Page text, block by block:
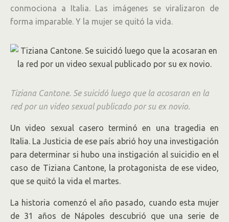
conmociona a Italia. Las imágenes se viralizaron de
forma imparable. Y la mujer se quitó la vida.
Tiziana Cantone. Se suicidó luego que la acosaran en la
red por un video sexual publicado por su ex novio.
Un video sexual casero terminó en una tragedia en
Italia. La Justicia de ese país abrió hoy una investigación
para determinar si hubo una instigación al suicidio en el
caso de Tiziana Cantone, la protagonista de ese video,
que se quitó la vida el martes.
La historia comenzó el año pasado, cuando esta mujer
de 31 años de Nápoles descubrió que una serie de